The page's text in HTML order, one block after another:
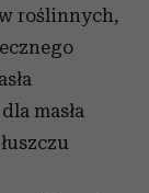
roślinnych,
masła